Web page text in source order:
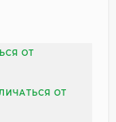
ОТ
ОТ